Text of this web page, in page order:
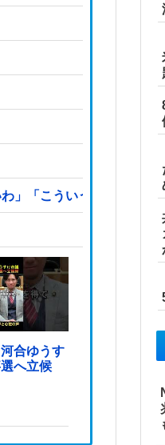
「こういうのを見ると
合ゆうす
へ立候